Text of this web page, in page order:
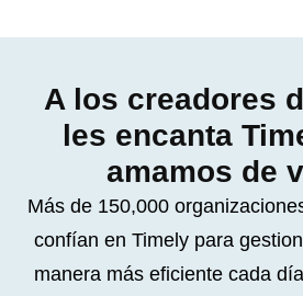
A los creadores
les encanta
amamos de
Más de 150,000
confían en Timely para
manera más eficiente cada